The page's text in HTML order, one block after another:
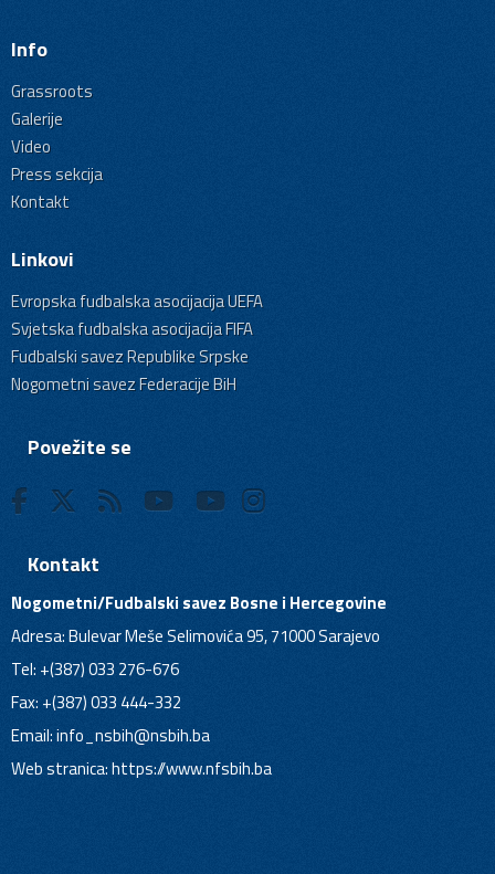
Info
Grassroots
Galerije
Video
Press sekcija
Kontakt
Linkovi
Evropska fudbalska asocijacija UEFA
Svjetska fudbalska asocijacija FIFA
Fudbalski savez Republike Srpske
Nogometni savez Federacije BiH
Povežite se
Kontakt
Nogometni/Fudbalski savez Bosne i Hercegovine
Adresa: Bulevar Meše Selimovića 95, 71000 Sarajevo
Tel: +(387) 033 276-676
Fax: +(387) 033 444-332
Email:info_nsbih@nsbih.ba
Web stranica: https://www.nfsbih.ba